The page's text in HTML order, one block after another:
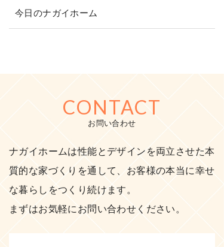
今日のナガイホーム
CONTACT
お問い合わせ
ナガイホームは性能とデザインを両立させた本
質的な家づくりを通して、お客様の本当に幸せ
な暮らしをつくり続けます。
まずはお気軽にお問い合わせください。